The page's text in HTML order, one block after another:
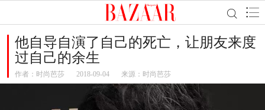
他自导自演了自己的死亡，让朋友来度
过自己的余生
作者： 时尚芭莎 2018-09-04 来源：时尚芭莎